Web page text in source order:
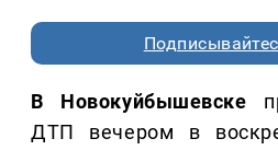
В Новокуйбышевске
ДТП вечером в